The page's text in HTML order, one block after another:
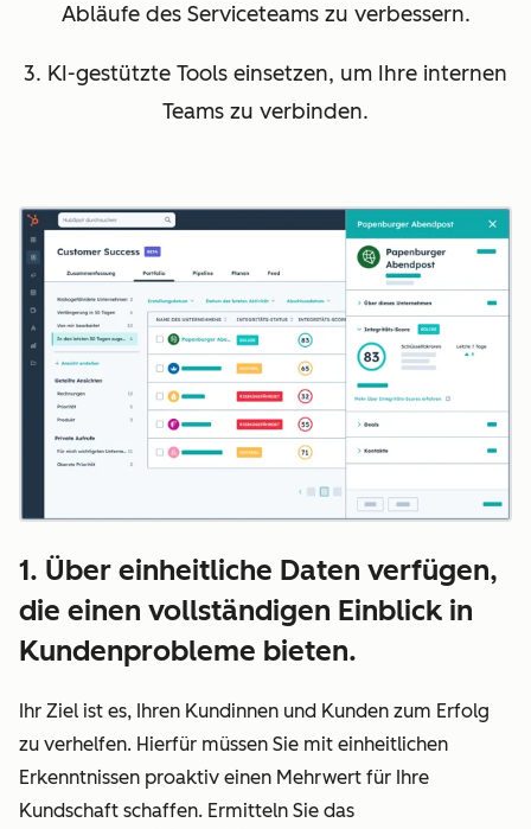
Abläufe des Serviceteams zu verbessern.
3. KI-gestützte Tools einsetzen, um Ihre internen
Teams zu verbinden.
1. Über einheitliche Daten verfügen,
die einen vollständigen Einblick in
Kundenprobleme bieten.
Ihr Ziel ist es, Ihren Kundinnen und Kunden zum Erfolg
zu verhelfen. Hierfür müssen Sie mit einheitlichen
Erkenntnissen proaktiv einen Mehrwert für Ihre
Kundschaft schaffen. Ermitteln Sie das